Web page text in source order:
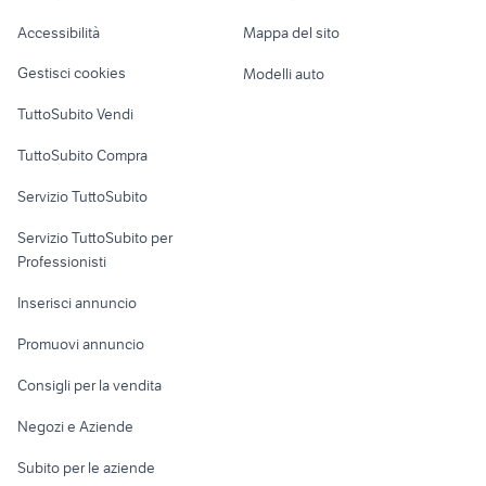
quad 400cc
ducati 998 moto
Loft, mansarde e
Informatica
Console e
Fotografia
Telefonia
Accessibilità
Gestisci cookies
TuttoSubito Vendi
TuttoSubito Compra
Servizio TuttoSubito
Servizio TuttoSubito per
Professionisti
Inserisci annuncio
Promuovi annuncio
Consigli per la vendita
Negozi e Aziende
Subito per le aziende
Mappa del sito
Modelli auto